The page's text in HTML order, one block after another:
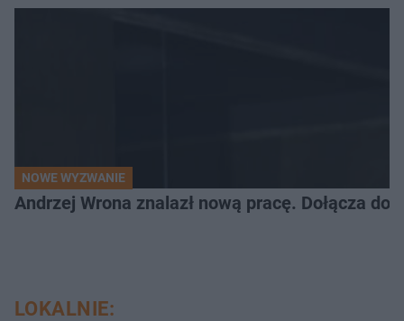
NOWE WYZWANIE
Andrzej Wrona znalazł nową pracę. Dołącza do
LOKALNIE: